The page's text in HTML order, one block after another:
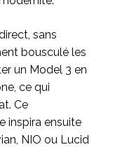
sans
bousculé les
un Model 3 en
ce qui
Ce
inspira ensuite
NIO ou Lucid